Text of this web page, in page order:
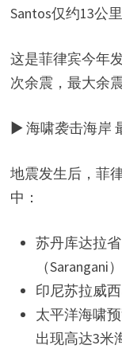
Santos仅约13公
这是菲律宾今年
次余震，最大余
▶ 海啸袭击海岸
地震发生后，菲
中：
苏丹库达拉
（Sarangani
印尼苏拉威
太平洋海啸
出现高达3米